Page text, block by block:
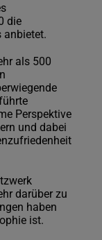
die
anbietet.
als 500
Perspektive
und dabei
darüber zu
haben
ist.